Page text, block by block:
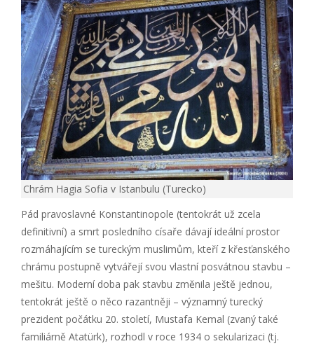
Chrám Hagia Sofia v Istanbulu (Turecko)
Pád pravoslavné Konstantinopole (tentokrát už zcela
definitivní) a smrt posledního císaře dávají ideální prostor
rozmáhajícím se tureckým muslimům, kteří z křesťanského
chrámu postupně vytvářejí svou vlastní posvátnou stavbu –
mešitu. Moderní doba pak stavbu změnila ještě jednou,
tentokrát ještě o něco razantněji – významný turecký
prezident počátku 20. století, Mustafa Kemal (zvaný také
familiárně Atatürk), rozhodl v roce 1934 o sekularizaci (tj.